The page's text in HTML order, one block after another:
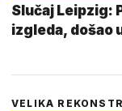
Slučaj Leipzig:
izgleda, došao
VELIKA